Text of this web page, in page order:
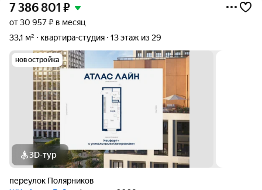
7 386 801 ₽
от 30 957 ₽ в месяц
33,1 м²
квартира-студия 13 этаж из 29
новостройка
3D-тур
переулок Полярников